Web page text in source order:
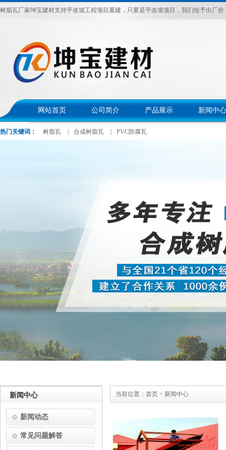
树脂瓦厂家坤宝建材支持平改坡工程项目重建，只要是平改坡项目，我们给予出厂价
网站首页 公司简介 产品展示 新闻中心
热门关键词： 树脂瓦 合成树脂瓦 PVC防腐瓦
新闻中心
新闻动态
常见问题解答
当前位置： 首页 > 新闻中心